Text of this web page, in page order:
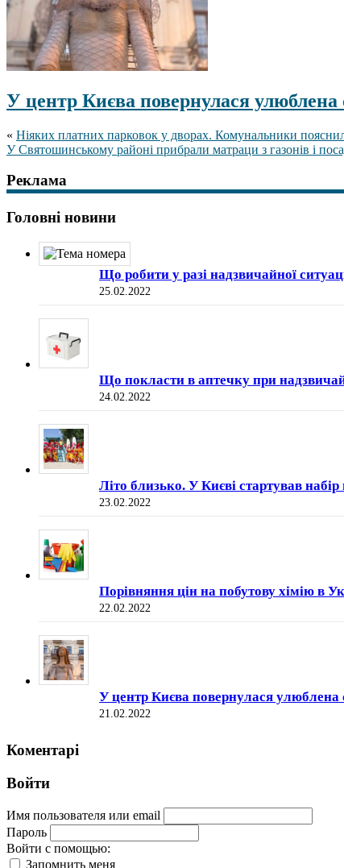
У центр Києва повернулася улюблена
« Ніяких платних парковок у дворах. Комунальники
У Святошинському районі прибрали матраци з газонів і
Реклама
Головні новини
Що робити у разі надзвичайної
25.02.2022
Що покласти в аптечку при
24.02.2022
Літо близько. У Києві стартував
23.02.2022
Порівняння цін на побутову хімію в
22.02.2022
У центр Києва повернулася улюблена
21.02.2022
Коментарі
Войти
Имя пользователя или email
Пароль
Войти с помощью:
Запомнить меня